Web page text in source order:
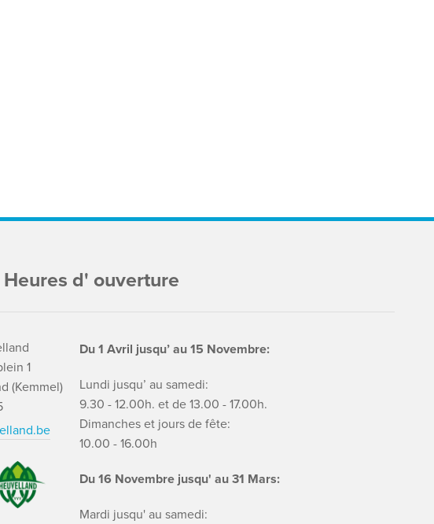
d' ouverture
1
(Kemmel)
Du 1 Avril jusqu’ au 15 Novembre:
Lundi jusqu’ au samedi:
9.30 - 12.00h. et de 13.00 - 17.00h.
Dimanches et jours de fête:
10.00 - 16.00h
Du 16 Novembre jusqu' au 31 Mars:
Mardi jusqu' au samedi: